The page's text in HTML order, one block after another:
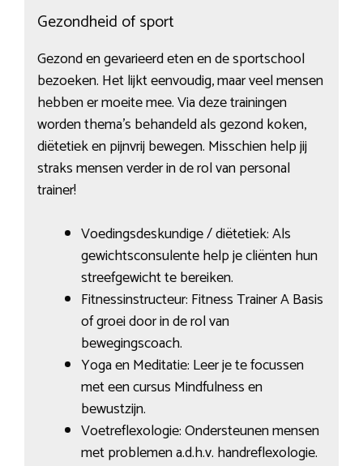
Gezondheid of sport
Gezond en gevarieerd eten en de sportschool
bezoeken. Het lijkt eenvoudig, maar veel mensen
hebben er moeite mee. Via deze trainingen
worden thema’s behandeld als gezond koken,
diëtetiek en pijnvrij bewegen. Misschien help jij
straks mensen verder in de rol van personal
trainer!
Voedingsdeskundige / diëtetiek: Als
gewichtsconsulente help je cliënten hun
streefgewicht te bereiken.
Fitnessinstructeur: Fitness Trainer A Basis
of groei door in de rol van
bewegingscoach.
Yoga en Meditatie: Leer je te focussen
met een cursus Mindfulness en
bewustzijn.
Voetreflexologie: Ondersteunen mensen
met problemen a.d.h.v. handreflexologie.